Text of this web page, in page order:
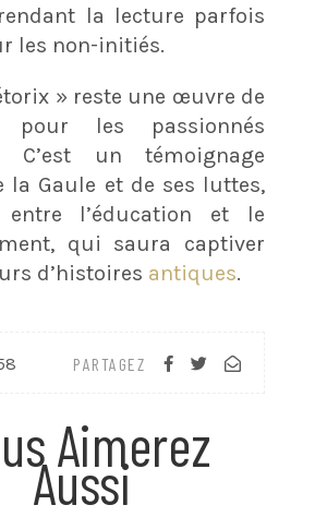
la lecture parfois
les non-initiés.
» reste une œuvre de
pour les passionnés
C’est un témoignage
la Gaule et de ses luttes,
l’éducation et le
qui saura captiver
d’histoires antiques.
PARTAGEZ
Aimerez
Aussi